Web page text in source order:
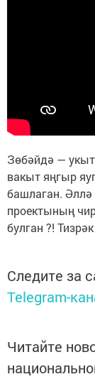
Зөбәйдә —
вакыт яңгыр
башлаган.
проектының
булган ?!
Следите за
Telegram-
Читайте